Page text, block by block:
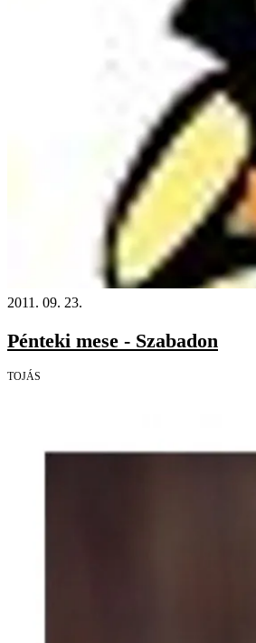
2011. 09. 23.
Pénteki mese - Szabadon
TOJÁS